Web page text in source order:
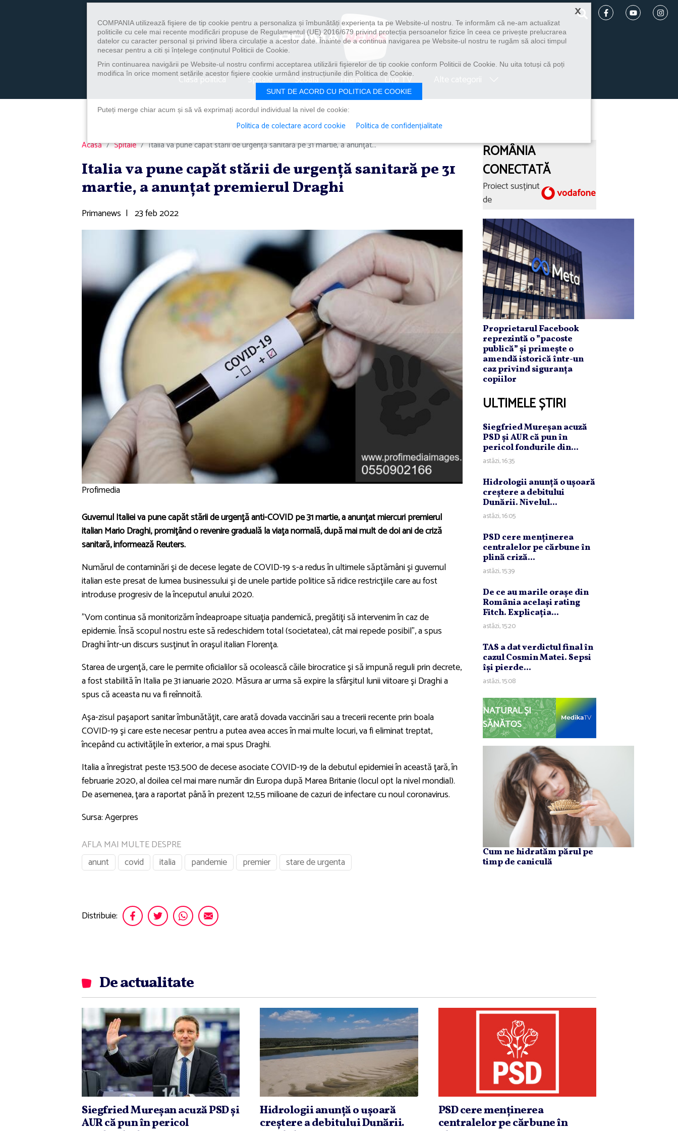
Clasa politica Spitale Școală Hrană Live TV
Acasă Spitale Italia va pune capăt stării de urgenţă sanitară pe 31 martie, a anunţat...
Italia va pune capăt stării de urgenţă sanitară pe 31
martie, a anunţat premierul Draghi
Primanews | 23 feb 2022
Profimedia
Guvernul Italiei va pune capăt stării de urgenţă anti-COVID pe 31 martie, a anunţat miercuri premierul
italian Mario Draghi, promiţând o revenire graduală la viaţa normală, după mai mult de doi ani de criză
sanitară, informează Reuters.
Numărul de contaminări şi de decese legate de COVID-19 s-a redus în ultimele săptămâni şi guvernul
italian este presat de lumea businessului şi de unele partide politice să ridice restricţiile care au fost
introduse progresiv de la începutul anului 2020.
"Vom continua să monitorizăm îndeaproape situaţia pandemică, pregătiţi să intervenim în caz de
epidemie. Însă scopul nostru este să redeschidem total (societatea), cât mai repede posibil", a spus
Draghi într-un discurs susţinut în oraşul italian Florenţa.
Starea de urgenţă, care le permite oficialilor să ocolească căile birocratice şi să impună reguli prin decrete,
a fost stabilită în Italia pe 31 ianuarie 2020. Măsura ar urma să expire la sfârşitul lunii viitoare şi Draghi a
spus că aceasta nu va fi reînnoită.
Aşa-zisul paşaport sanitar îmbunătăţit, care arată dovada vaccinări sau a trecerii recente prin boala
COVID-19 şi care este necesar pentru a putea avea acces în mai multe locuri, va fi eliminat treptat,
începând cu activităţile în exterior, a mai spus Draghi.
Italia a înregistrat peste 153.500 de decese asociate COVID-19 de la debutul epidemiei în această ţară, în
februarie 2020, al doilea cel mai mare număr din Europa după Marea Britanie (locul opt la nivel mondial).
De asemenea, ţara a raportat până în prezent 12,55 milioane de cazuri de infectare cu noul coronavirus.
Sursa: Agerpres
AFLA MAI MULTE DESPRE
anunt
covid italia pandemie premier stare de urgenta
Distribuie:
ROMÂNIA
CONECTATĂ
Proiect susținut
de
Proprietarul Facebook
reprezintă o ”pacoste
publică” și primește o
amendă istorică într-un
caz privind siguranța
copiilor
ULTIMELE ȘTIRI
Siegfried Mureşan acuză
PSD şi AUR că pun în
pericol fondurile din...
astăzi, 16:35
Hidrologii anunţă o uşoară
creştere a debitului
Dunării. Nivelul...
astăzi, 16:05
PSD cere menţinerea
centralelor pe cărbune în
plină criză...
astăzi, 15:39
De ce au marile oraşe din
România acelaşi rating
Fitch. Explicaţia...
astăzi, 15:20
TAS a dat verdictul final în
cazul Cosmin Matei. Sepsi
îşi pierde...
astăzi, 15:08
NATURAL ȘI
SĂNĂTOS
Cum ne hidratăm părul pe
timp de caniculă
De actualitate
Siegfried Mureşan acuză PSD şi
AUR că pun în pericol
Hidrologii anunţă o uşoară
creştere a debitului Dunării.
PSD cere menţinerea
centralelor pe cărbune în
×
COMPANIA utilizează fişiere de tip cookie pentru a personaliza și îmbunătăți experiența ta pe Website-ul nostru. Te informăm că ne-am actualizat
politicile cu cele mai recente modificări propuse de Regulamentul (UE) 2016/679 privind protecția persoanelor fizice în ceea ce privește prelucrarea
datelor cu caracter personal și privind libera circulație a acestor date. Înainte de a continua navigarea pe Website-ul nostru te rugăm să aloci timpul
necesar pentru a citi și înțelege conținutul Politicii de Cookie.
Prin continuarea navigării pe Website-ul nostru confirmi acceptarea utilizării fişierelor de tip cookie conform Politicii de Cookie. Nu uita totuși că poți
modifica în orice moment setările acestor fişiere cookie urmând instrucțiunile din Politica de Cookie.
SUNT DE ACORD CU POLITICA DE COOKIE
Puteți merge chiar acum și să vă exprimați acordul individual la nivel de cookie:
Politica de colectare acord cookie Politica de confidențialitate